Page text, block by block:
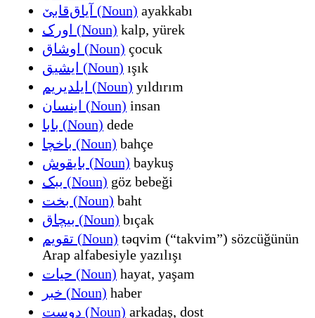
آیاق‌قابێ (Noun) ayakkabı
اورک (Noun) kalp, yürek
اوشاق (Noun) çocuk
ایشیق (Noun) ışık
ایلدیریم (Noun) yıldırım
اینسان (Noun) insan
بابا (Noun) dede
باخچا (Noun) bahçe
بایقوش (Noun) baykuş
ببک (Noun) göz bebeği
بخت (Noun) baht
بیچاق (Noun) bıçak
تقویم (Noun) təqvim (“takvim”) sözcüğünün
Arap alfabesiyle yazılışı
حیات (Noun) hayat, yaşam
خبر (Noun) haber
دوست (Noun) arkadaş, dost